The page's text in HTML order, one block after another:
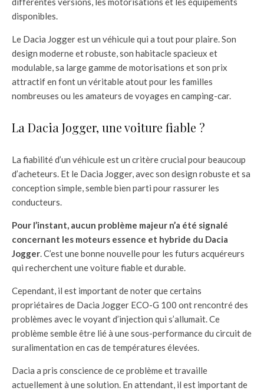
disponibles.
Le Dacia Jogger est un véhicule qui a tout pour plaire. Son
design moderne et robuste, son habitacle spacieux et
modulable, sa large gamme de motorisations et son prix
attractif en font un véritable atout pour les familles
nombreuses ou les amateurs de voyages en camping-car.
La Dacia Jogger, une voiture fiable ?
La fiabilité d’un véhicule est un critère crucial pour beaucoup
d’acheteurs. Et le Dacia Jogger, avec son design robuste et sa
conception simple, semble bien parti pour rassurer les
conducteurs.
Pour l’instant, aucun problème majeur n’a été signalé
concernant les moteurs essence et hybride du Dacia
Jogger. C’est une bonne nouvelle pour les futurs acquéreurs
qui recherchent une voiture fiable et durable.
Cependant, il est important de noter que certains
propriétaires de Dacia Jogger ECO-G 100 ont rencontré des
problèmes avec le voyant d’injection qui s’allumait. Ce
problème semble être lié à une sous-performance du circuit de
suralimentation en cas de températures élevées.
Dacia a pris conscience de ce problème et travaille
actuellement à une solution. En attendant, il est important de